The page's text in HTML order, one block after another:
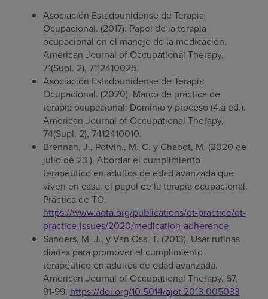
Asociación Estadounidense de Terapia
Ocupacional. (2017). Papel de la terapia
ocupacional en el manejo de la medicación.
American Journal of Occupational Therapy,
71(Supl. 2), 7112410025.
Asociación Estadounidense de Terapia
Ocupacional. (2020). Marco de práctica de
terapia ocupacional: Dominio y proceso (4.a ed.).
American Journal of Occupational Therapy,
74(Supl. 2), 7412410010.
Brennan, J., Potvin., M.-C. y Chabot, M. (2020 de
julio de 23 ). Abordar el cumplimiento
terapéutico en adultos de edad avanzada que
viven en casa: el papel de la terapia ocupacional.
Práctica de TO.
https://www.aota.org/publications/ot-practice/ot-
practice-issues/2020/medication-adherence
Sanders, M. J., y Van Oss, T. (2013). Usar rutinas
diarias para promover el cumplimiento
terapéutico en adultos de edad avanzada.
American Journal of Occupational Therapy, 67,
91-99. https://doi.org/10.5014/ajot.2013.005033